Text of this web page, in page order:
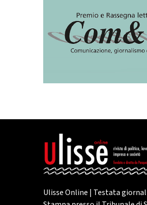
Ulisse Online | Testata